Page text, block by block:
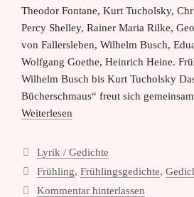
Theodor Fontane, Kurt Tucholsky,
Percy Shelley, Rainer Maria Rilke,
von Fallersleben, Wilhelm Busch,
Wolfgang Goethe, Heinrich Heine.
Wilhelm Busch bis Kurt Tucholsky
Bücherschmaus“ freut sich
Weiterlesen
Kategorien
Lyrik / Gedichte
Schlagwörter
Frühling, Frühlingsgedichte,
Kommentar hinterlassen